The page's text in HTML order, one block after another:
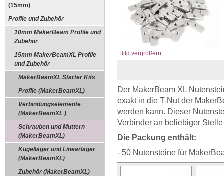
(15mm)
Profile und Zubehör
10mm MakerBeam Profile und
Zubehör
15mm MakerBeamXL Profile
und Zubehör
MakerBeamXL Starter Kits
Profile (MakerBeamXL)
Verbindungselemente
(MakerBeamXL )
Schrauben und Muttern
(MakerBeamXL)
Kugellager und Linearlager
(MakerBeamXL)
Zubehör (MakerBeamXL)
Bild vergrößern
Der MakerBeam XL
exakt in die T-Nut der
werden kann. Dieser
Verbinder an beliebiger
Die Packung enthält:
- 50 Nutensteine für